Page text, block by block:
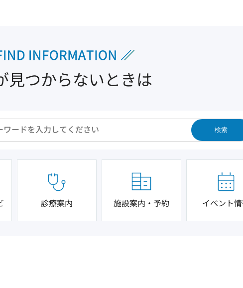
見つからないときは
検索
診療案内 施設案内・予約 イベント